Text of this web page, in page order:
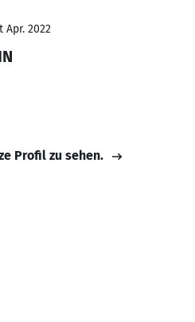
Apr. 2022
Profil zu sehen.